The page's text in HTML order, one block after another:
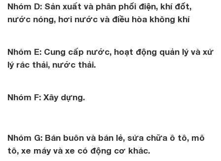
Nhóm D: Sản xuất và phân phối điện, khí đốt,
nước nóng, hơi nước và điều hòa không khí
Nhóm E: Cung cấp nước, hoạt động quản lý và xử
lý rác thải, nước thải.
Nhóm F: Xây dựng.
Nhóm G: Bán buôn và bán lẻ, sửa chữa ô tô, mô
tô, xe máy và xe có động cơ khác.